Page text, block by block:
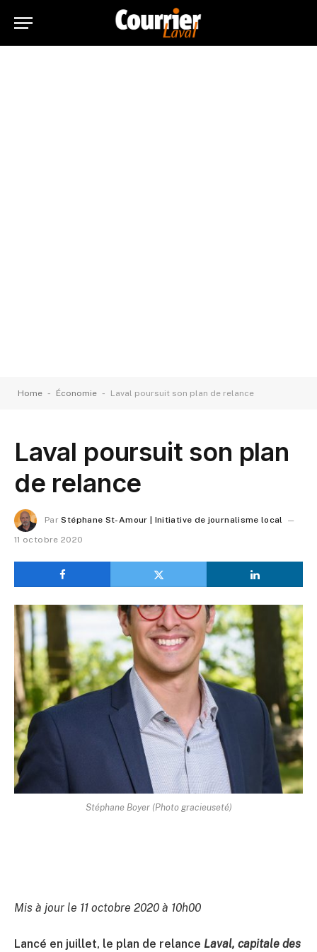
Home - Économie - Laval poursuit son plan de relance
Laval poursuit son plan
de relance
Par Stéphane St-Amour | Initiative de journalisme local
11 octobre 2020
Stéphane Boyer (Photo gracieuseté)
Mis à jour le 11 octobre 2020 à 10h00
Lancé en juillet, le plan de relance Laval, capitale des